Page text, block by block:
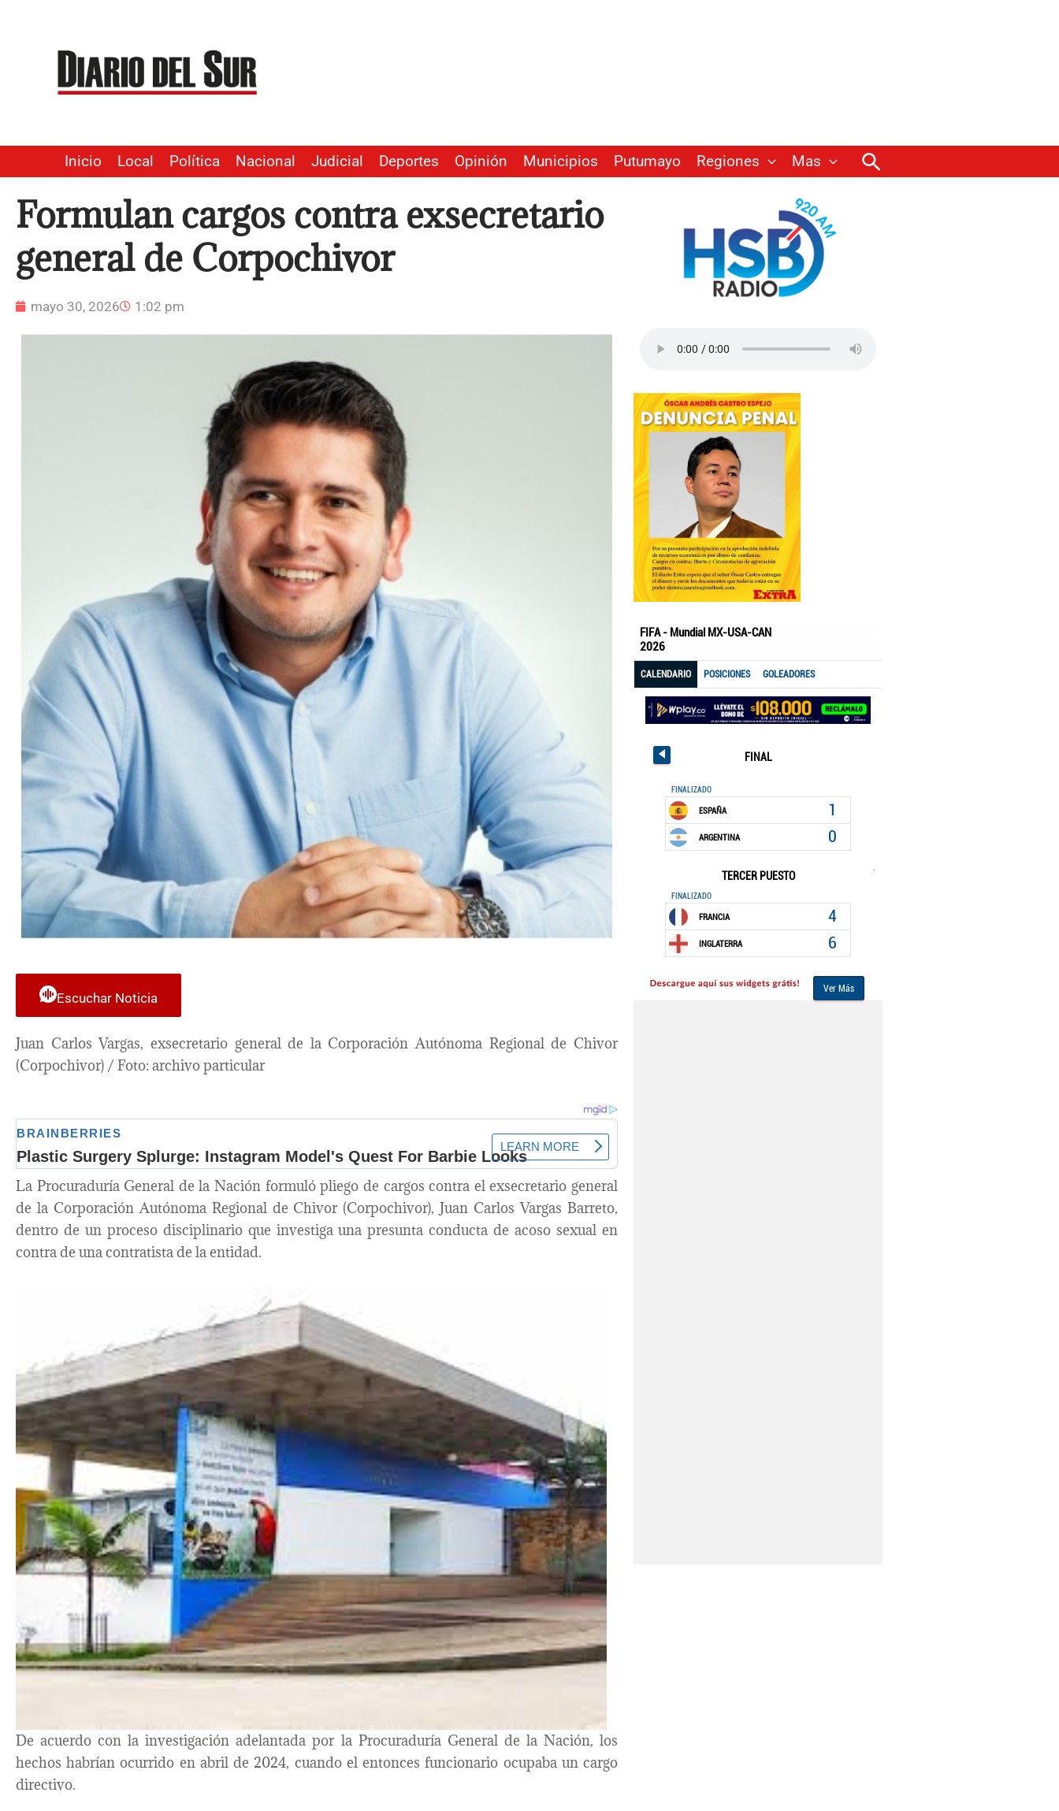
contenido
Inicio Local Política Nacional Judicial Deportes Opinión Municipios Putumayo Regiones Mas Buscar
Formulan cargos contra exsecretario
general de Corpochivor
mayo 30, 2026 1:02 pm
Escuchar Noticia
Juan Carlos Vargas, exsecretario general de la Corporación Autónoma Regional de Chivor
(Corpochivor) / Foto: archivo particular
La Procuraduría General de la Nación formuló pliego de cargos contra el exsecretario general
de la Corporación Autónoma Regional de Chivor (Corpochivor), Juan Carlos Vargas Barreto,
dentro de un proceso disciplinario que investiga una presunta conducta de acoso sexual en
contra de una contratista de la entidad.
De acuerdo con la investigación adelantada por la Procuraduría General de la Nación, los
hechos habrían ocurrido en abril de 2024, cuando el entonces funcionario ocupaba un cargo
directivo.